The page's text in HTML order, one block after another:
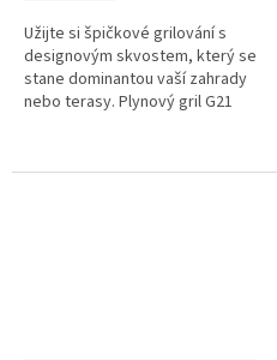
Užijte si špičkové grilování s
designovým skvostem, který se
stane dominantou vaší zahrady
nebo terasy. Plynový gril G21